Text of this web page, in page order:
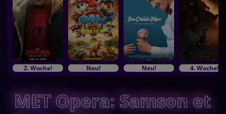
2. Woche! Neu! Neu! 4. Woche!
MET Opera: Samson et